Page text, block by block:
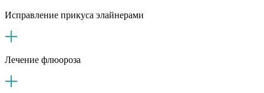
Исправление прикуса элайнерами
Лечение флюороза